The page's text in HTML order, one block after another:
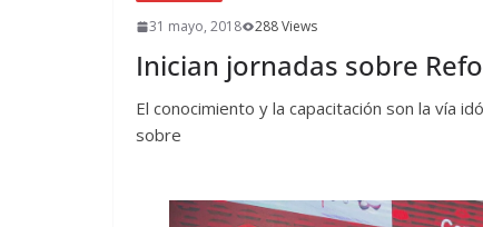
31 mayo, 2018 288 Views
Inician jornadas sobre
El conocimiento y la capacitación son la vía
sobre